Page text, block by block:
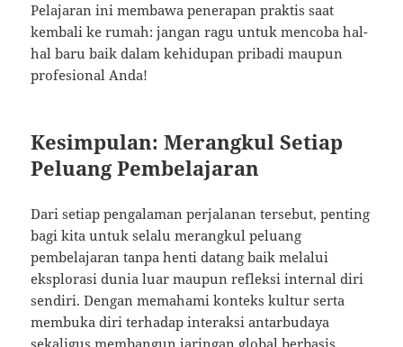
Pelajaran ini membawa penerapan praktis saat
kembali ke rumah: jangan ragu untuk mencoba hal-
hal baru baik dalam kehidupan pribadi maupun
profesional Anda!
Kesimpulan: Merangkul Setiap
Peluang Pembelajaran
Dari setiap pengalaman perjalanan tersebut, penting
bagi kita untuk selalu merangkul peluang
pembelajaran tanpa henti datang baik melalui
eksplorasi dunia luar maupun refleksi internal diri
sendiri. Dengan memahami konteks kultur serta
membuka diri terhadap interaksi antarbudaya